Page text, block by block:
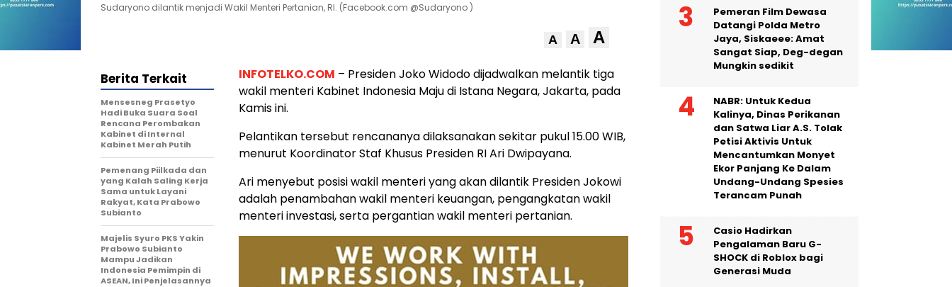
Sudaryono dilantik menjadi Wakil Menteri Pertanian, RI. (Facebook.com @Sudaryono )
A A A
INFOTELKO.COM – Presiden Joko Widodo dijadwalkan melantik tiga
wakil menteri Kabinet Indonesia Maju di Istana Negara, Jakarta, pada
Kamis ini.
Pelantikan tersebut rencananya dilaksanakan sekitar pukul 15.00 WIB,
menurut Koordinator Staf Khusus Presiden RI Ari Dwipayana.
Ari menyebut posisi wakil menteri yang akan dilantik Presiden Jokowi
adalah penambahan wakil menteri keuangan, pengangkatan wakil
menteri investasi, serta pergantian wakil menteri pertanian.
Berita Terkait
Mensesneg Prasetyo
Hadi Buka Suara Soal
Rencana Perombakan
Kabinet di Internal
Kabinet Merah Putih
Pemenang Piilkada dan
yang Kalah Saling Kerja
Sama untuk Layani
Rakyat, Kata Prabowo
Subianto
Majelis Syuro PKS Yakin
Prabowo Subianto
Mampu Jadikan
Indonesia Pemimpin di
ASEAN, Ini Penjelasannya
Pemeran Film Dewasa
Datangi Polda Metro
Jaya, Siskaeee: Amat
Sangat Siap, Deg-degan
Mungkin sedikit
NABR: Untuk Kedua
Kalinya, Dinas Perikanan
dan Satwa Liar A.S. Tolak
Petisi Aktivis Untuk
Mencantumkan Monyet
Ekor Panjang Ke Dalam
Undang-Undang Spesies
Terancam Punah
Casio Hadirkan
Pengalaman Baru G-
SHOCK di Roblox bagi
Generasi Muda